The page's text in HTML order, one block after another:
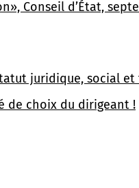
Conseil d’État,
juridique, social
de choix du dirigeant !